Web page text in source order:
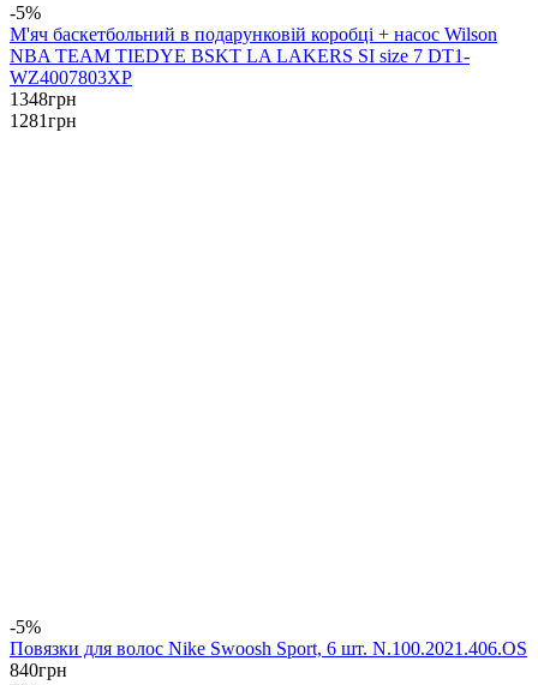
-5%
М'яч баскетбольний в подарунковій коробці + насос Wilson
NBA TEAM TIEDYE BSKT LA LAKERS SI size 7 DT1-
WZ4007803XP
1348грн
1281грн
-5%
Повязки для волос Nike Swoosh Sport, 6 шт. N.100.2021.406.OS
840грн